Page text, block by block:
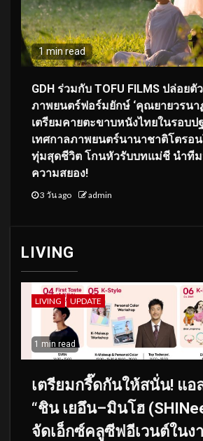
1 min read
GDH ร่วมกับ TOFU FILMS ปล่อยตั
ภาพยนตร์ฟอร์มยักษ์ ‘คุณยายวรนาฏ
เตรียมคายตะขาบหนังไทยในรอบ
เทศกาลภาพยนตร์นานาชาติโตรอน
ทุ่มสุดชีวิต โกนหัวรับบทแม่ชี นำที
ความสยอง!
3 วัน ago admin
LIVING
LIVING UPDATE
1 min read
เตรียมกรี๊ดกันให้สนั่น! แอ
“ชิน เยอึน–มินโฮ
จัดเอ็กซ์คลูซีฟอีเวนต์ในงา